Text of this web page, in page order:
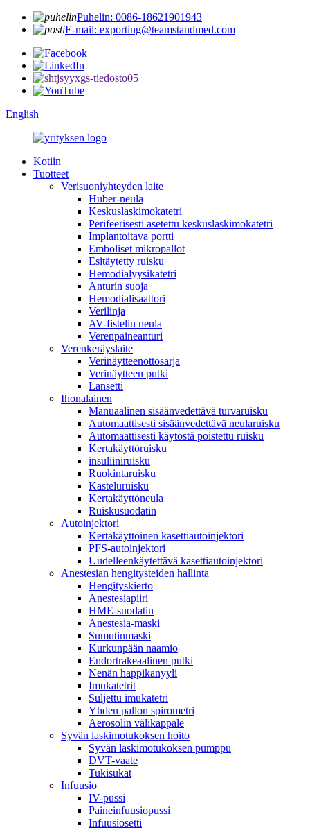
Puhelin: 0086-18621901943
E-mail: exporting@teamstandmed.com
English
Kotiin
Tuotteet
Verisuoniyhteyden laite
Huber-neula
Keskuslaskimokatetri
Perifeerisesti asetettu keskuslaskimokatetri
Implantoitava portti
Emboliset mikropallot
Esitäytetty ruisku
Hemodialyysikatetri
Anturin suoja
Hemodialisaattori
Verilinja
AV-fistelin neula
Verenpaineanturi
Verenkeräyslaite
Verinäytteenottosarja
Verinäytteen putki
Lansetti
Ihonalainen
Manuaalinen sisäänvedettävä turvaruisku
Automaattisesti sisäänvedettävä neularuisku
Automaattisesti käytöstä poistettu ruisku
Kertakäyttöruisku
insuliiniruisku
Ruokintaruisku
Kasteluruisku
Kertakäyttöneula
Ruiskusuodatin
Autoinjektori
Kertakäyttöinen kasettiautoinjektori
PFS-autoinjektori
Uudelleenkäytettävä kasettiautoinjektori
Anestesian hengitysteiden hallinta
Hengityskierto
Anestesiapiiri
HME-suodatin
Anestesia-maski
Sumutinmaski
Kurkunpään naamio
Endortrakeaalinen putki
Nenän happikanyyli
Imukatetrit
Suljettu imukatetri
Yhden pallon spirometri
Aerosolin välikappale
Syvän laskimotukoksen hoito
Syvän laskimotukoksen pumppu
DVT-vaate
Tukisukat
Infuusio
IV-pussi
Paineinfuusiopussi
Infuusiosetti